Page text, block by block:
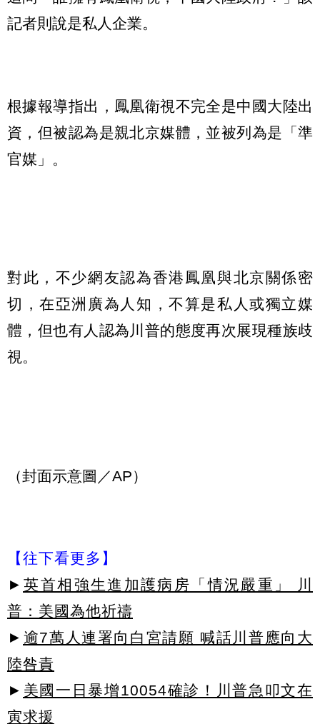
記者則說是私人企業。
根據報導指出，鳳凰衛視不完全是中國大陸出
資，但被認為是親北京媒體，並被列為是「準
官媒」。
對此，不少網友認為香港鳳凰與北京關係密
切，在亞洲廣為人知，不算是私人或獨立媒
體，但也有人認為川普的態度再次展現種族歧
視。
（封面示意圖／AP）
【往下看更多】
► 英首相強生進加護病房「情況嚴重」 川
普：美國為他祈禱
► 逾7萬人連署向白宮請願 喊話川普應向大
陸咎責
► 美國一日暴增10054確診！川普急叩文在
寅求援